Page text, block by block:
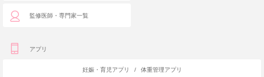
監修医師・専門家一覧
アプリ
妊娠・育児アプリ / 体重管理アプリ